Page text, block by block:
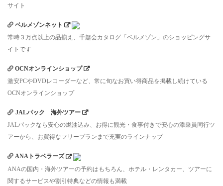
サイト
ベルメゾンネット
常時３万点以上の品揃え、千趣会カタログ「ベルメゾン」のショッピングサ
イトです
OCNオンラインショップ
激安PCやDVDレコーダーなど、常に旬なお買い得商品を掲載し続けている
OCNオンラインショップ
JALパック 海外ツアー
JALパックなら安心の燃油込み、お得に観光・食事付きで安心の添乗員同行ツ
アーから、お買得なフリープランまで充実のラインナップ
ANAトラベラーズ
ANAの国内・海外ツアーの予約はもちろん、ホテル・レンタカー、ツアーに
関するサービスや割引特典などの情報も満載